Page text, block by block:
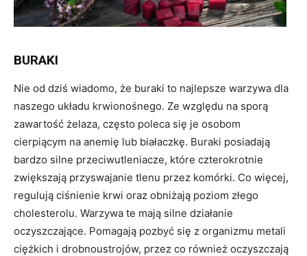
BURAKI
Nie od dziś wiadomo, że buraki to najlepsze warzywa dla
naszego układu krwionośnego. Ze względu na sporą
zawartość żelaza, często poleca się je osobom
cierpiącym na anemię lub białaczkę. Buraki posiadają
bardzo silne przeciwutleniacze, które czterokrotnie
zwiększają przyswajanie tlenu przez komórki. Co więcej,
regulują ciśnienie krwi oraz obniżają poziom złego
cholesterolu. Warzywa te mają silne działanie
oczyszczające. Pomagają pozbyć się z organizmu metali
ciężkich i drobnoustrojów, przez co również oczyszczają